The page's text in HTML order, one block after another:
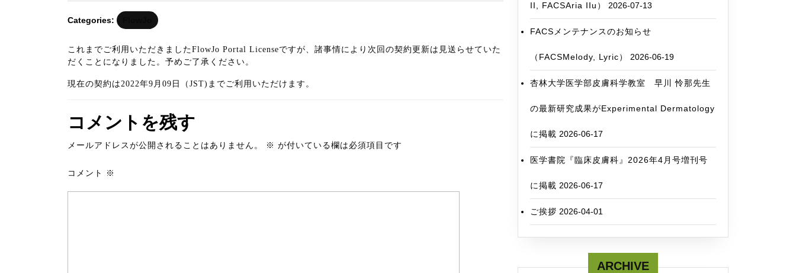
Categories:
これまでご利用いただきましたFlowJo Portal Licenseですが、諸事情により次回の契約更新は見送らせていた
だくことになりました。予めご了承ください。
現在の契約は2022年9月09日（JST)までご利用いただけます。
コメントを残す
メールアドレスが公開されることはありません。 ※ が付いている欄は必須項目です
コメント ※
II, FACSAria IIu） 2026-07-13
FACSメンテナンスのお知らせ
（FACSMelody, Lyric） 2026-06-19
杏林大学医学部皮膚科学教室 早川 怜那先生
の最新研究成果がExperimental Dermatology
に掲載 2026-06-17
医学書院『臨床皮膚科』2026年4月号増刊号
に掲載 2026-06-17
ご挨拶 2026-04-01
ARCHIVE